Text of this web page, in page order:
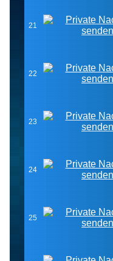
21
22
23
24
25